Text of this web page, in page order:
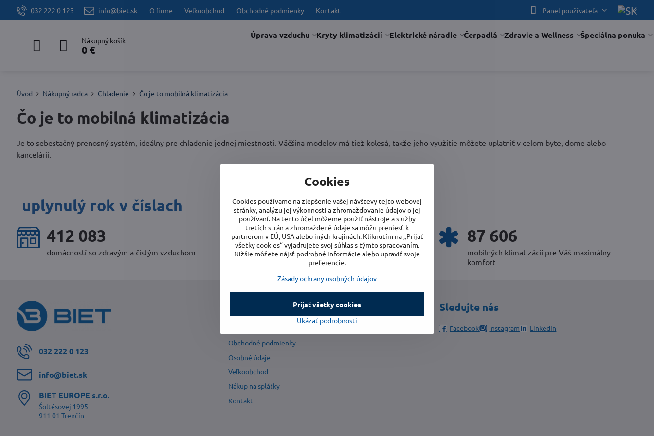
032 222 0 123 info@biet.sk O firme Veľkoobchod Obchodné podmienky Kontakt Panel používateľa
Nákupný košík
0 €
Úprava vzduchu Kryty klimatizácií Elektrické náradie Čerpadlá Zdravie a Wellness Špeciálna ponuka
Úvod Nákupný radca Chladenie Čo je to mobilná klimatizácia
Čo je to mobilná klimatizácia
Je to sebestačný prenosný systém, ideálny pre chladenie jednej miestnosti. Väčšina modelov má tiež kolesá, takže jeho využitie môžete uplatniť v celom byte, dome alebo
kancelárii.
uplynulý rok v číslach
431 284
domácností so zdravým a čistým vzduchom
4 088
domov zbavených vlhkosti
91 688
mobilných klimatizácií pre Váš maximálny
komfort
032 222 0 123
info​@biet​.sk
BIET EUROPE s​.r​.o​.
Šoltésovej 1995
911 01 Trenčín
Obchodné podmienky
Osobné údaje
Veľkoobchod
Nákup na splátky
Kontakt
Sledujte nás
Facebook Instagram LinkedIn
Cookies
Cookies používame na zlepšenie vašej návštevy tejto webovej
stránky, analýzu jej výkonnosti a zhromažďovanie údajov o jej
používaní. Na tento účel môžeme použiť nástroje a služby
tretích strán a zhromaždené údaje sa môžu preniesť k
partnerom v EÚ, USA alebo iných krajinách. Kliknutím na „Prijať
všetky cookies“ vyjadrujete svoj súhlas s týmto spracovaním.
Nižšie môžete nájsť podrobné informácie alebo upraviť svoje
preferencie.
Zásady ochrany osobných údajov
Ukázať podrobnosti
Prijať všetky cookies